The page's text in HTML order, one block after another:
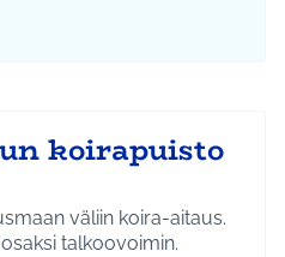
koirapuisto
väliin koira-aitaus.
talkoovoimin.